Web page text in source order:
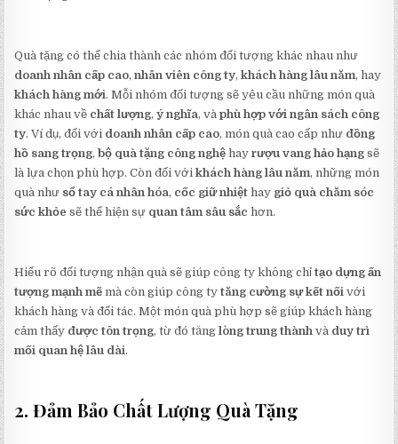
Quà tặng có thể chia thành các nhóm đối tượng khác nhau như
doanh nhân cấp cao,nhân viên công ty,khách hàng lâu năm, hay
khách hàng mới. Mỗi nhóm đối tượng sẽ yêu cầu những món quà
khác nhau về chất lượng,ý nghĩa, vàphù hợp với ngân sách công
ty. Ví dụ, đối với doanh nhân cấp cao, món quà cao cấp như đồng
hồ sang trọng,bộ quà tặng công nghệ hayrượu vang hảo hạng sẽ
là lựa chọn phù hợp. Còn đối vớikhách hàng lâu năm, những món
quà như sổ tay cá nhân hóa, cốc giữ nhiệt hay giỏ quà chăm sóc
sức khỏe sẽ thể hiện sự quan tâm sâu sắc hơn.
Hiểu rõ đối tượng nhận quà sẽ giúp công ty không chỉtạo dựng ấn
tượng mạnh mẽ mà còn giúp công tytăng cường sự kết nối với
khách hàng và đối tác. Một món quà phù hợp sẽ giúp khách hàng
cảm thấy được tôn trọng, từ đó tănglòng trung thành và duy trì
mối quan hệ lâu dài.
2. Đảm Bảo Chất Lượng Quà Tặng